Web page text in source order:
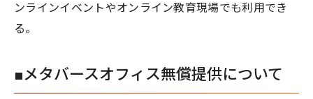
ンラインイベントやオンライン教育現場でも利用でき
る。
■メタバースオフィス無償提供について